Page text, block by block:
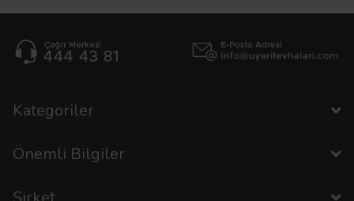
Kategoriler
Önemli Bilgiler